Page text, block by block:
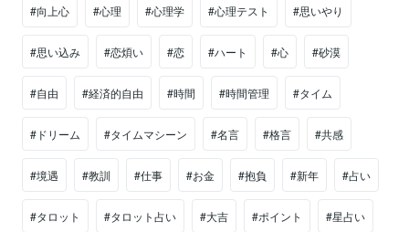
#向上心 #心理 #心理学 #心理テスト #思いやり
#思い込み #恋煩い #恋 #ハート #心 #砂漠
#自由 #経済的自由 #時間 #時間管理 #タイム
#ドリーム #タイムマシーン #名言 #格言 #共感
#境遇 #教訓 #仕事 #お金 #抱負 #新年 #占い
#タロット #タロット占い #大吉 #ポイント #星占い